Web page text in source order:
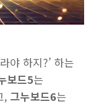
야 하지?’ 하는
보드5는
, 그누보드6는